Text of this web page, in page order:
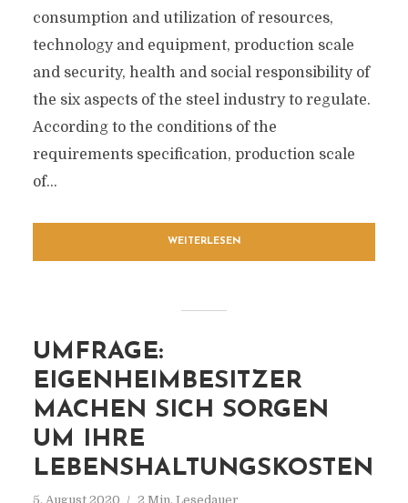
consumption and utilization of resources,
technology and equipment, production scale
and security, health and social responsibility of
the six aspects of the steel industry to regulate.
According to the conditions of the
requirements specification, production scale
of...
WEITERLESEN
UMFRAGE:
EIGENHEIMBESITZER
MACHEN SICH SORGEN
UM IHRE
LEBENSHALTUNGSKOSTEN
5. August 2020 2 Min. Lesedauer